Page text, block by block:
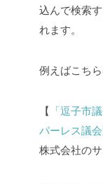
込んで検索
れます。
例えばこち
【
「逗子市
パーレス議
株式会社のサ